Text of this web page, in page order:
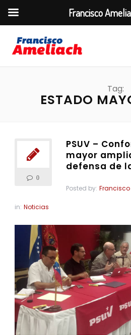
Tag:
ESTADO
0
PSUV –
mayor
defensa de
Posted by: Francisco
in: Noticias
Francisco